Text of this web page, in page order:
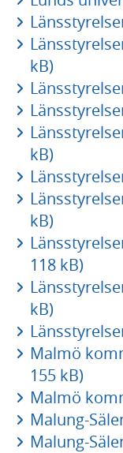
kB)
kB)
kB)
118 kB)
kB)
Malmö
155 kB)
Malmö
Malung-
Malung-